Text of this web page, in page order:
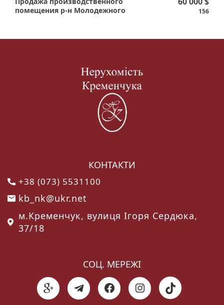
помещения р-н Молодежного
156
КОНТАКТИ
+38 (073) 5531100
kb_nk@ukr.net
м.Кременчук, вулиця Ігоря Сердюка,
37/18
СОЦ. МЕРЕЖІ